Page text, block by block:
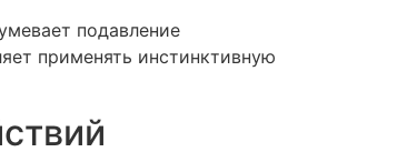
подавление
применять инстинктивную